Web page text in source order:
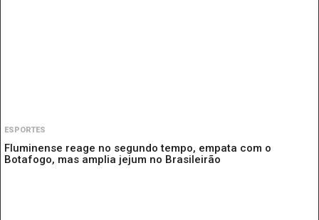
ESPORTES
Fluminense reage no segundo tempo, empata com o
Botafogo, mas amplia jejum no Brasileirão